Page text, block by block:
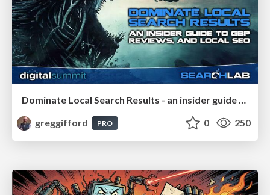
greggifford
PRO 0 250